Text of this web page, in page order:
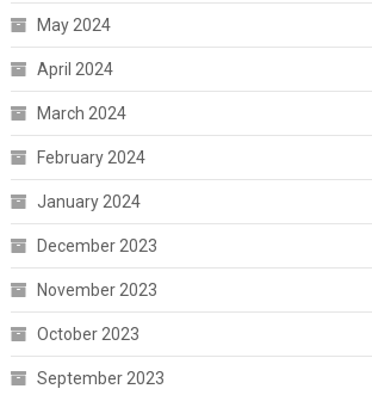
May 2024
April 2024
March 2024
February 2024
January 2024
December 2023
November 2023
October 2023
September 2023